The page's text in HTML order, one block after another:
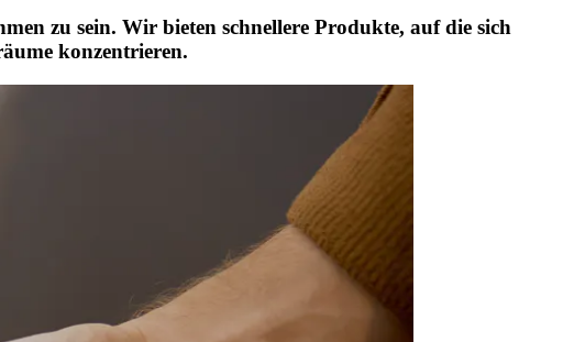
zu sein. Wir bieten schnellere Produkte, auf die sich
konzentrieren.